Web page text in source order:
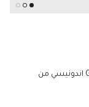
صندل Galant اندونيسي من